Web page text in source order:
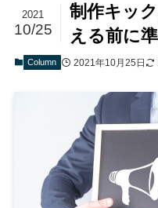
制作キッ
える前に
2021
10/25
Column 2021年10月25日